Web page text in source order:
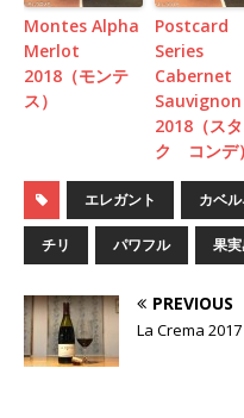
Montes Alpha
Merlot
2018（モンテ
ス）
Postcard
Series
Cabernet
Sauvignon
2018（ス
ク コンデ）
エレガント カベ
チリ パワフル 果
PREVIOUS
La Crema